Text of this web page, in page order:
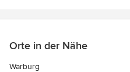
Orte in der Nähe
Warburg